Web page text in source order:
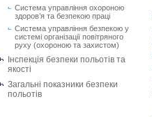
Система управління охороною
здоров’я та безпекою праці
Система управління безпекою у
системі організації повітряного
руху (охороною та захистом)
Інспекція безпеки польотів та
якості
Загальні показники безпеки
польотів